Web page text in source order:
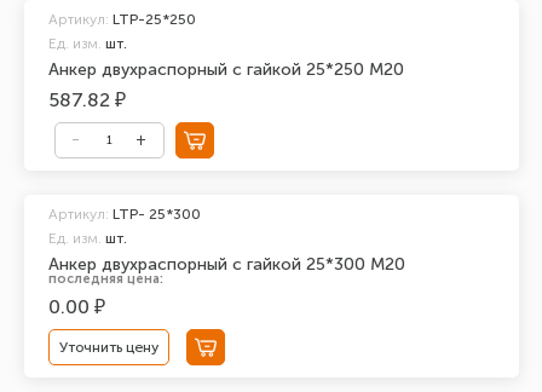
Анкер двухраспорный с гайкой 25*250 М20
Артикул: LTP-25*250
Ед. изм. шт.
587.82 ₽
Анкер двухраспорный с гайкой 25*300 М20
Артикул: LTP- 25*300
Ед. изм. шт.
последняя цена:
0.00 ₽
Уточнить цену